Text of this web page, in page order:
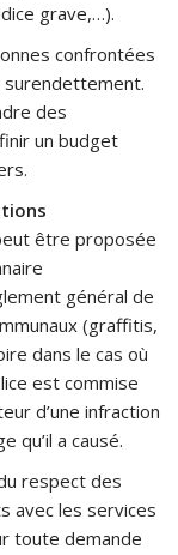
grave,…).
confrontées
surendettement.
des
un budget
être proposée
général de
(graffitis,
dans le cas où
est commise
d’une infraction
qu’il a causé.
respect des
avec les services
toute demande